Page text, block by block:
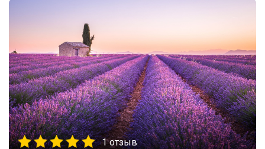
1 отзыв